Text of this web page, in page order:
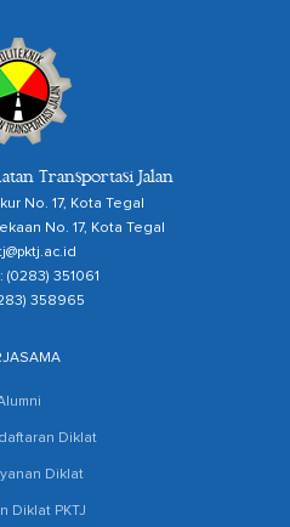
Transportasi Jalan
No. 17, Kota Tegal
No. 17, Kota Tegal
351061
358965
Diklat
Diklat
Diklat PKTJ